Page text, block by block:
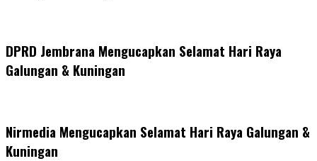
DPRD Jembrana Mengucapkan Selamat Hari Raya
Galungan & Kuningan
Nirmedia Mengucapkan Selamat Hari Raya Galungan &
Kuningan